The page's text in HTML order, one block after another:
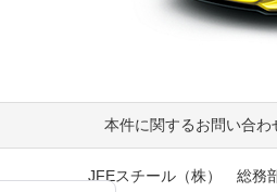
本件に関するお問い合わ
JFEスチール（株） 総